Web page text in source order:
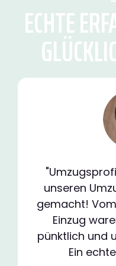
ECHTE
unseren
gemacht!
Einzug
pünktlich und
Ein